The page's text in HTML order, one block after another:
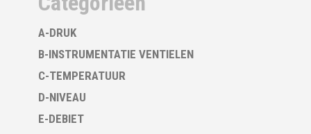
A-DRUK
B-INSTRUMENTATIE VENTIELEN
C-TEMPERATUUR
D-NIVEAU
E-DEBIET